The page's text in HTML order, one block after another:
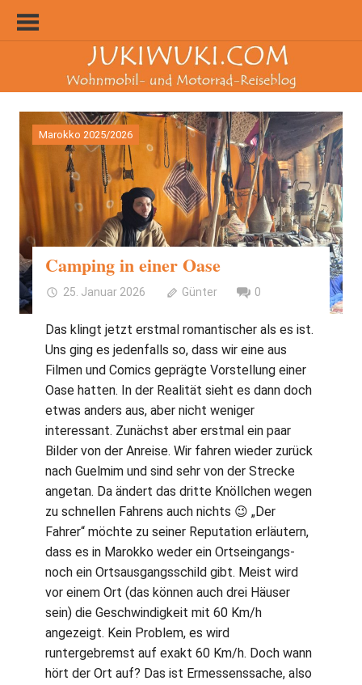
Inhalt
Marokko 2025/2026
Camping in einer Oase
25. Januar 2026 Günter 0
Das klingt jetzt erstmal romantischer als es ist.
Uns ging es jedenfalls so, dass wir eine aus
Filmen und Comics geprägte Vorstellung einer
Oase hatten. In der Realität sieht es dann doch
etwas anders aus, aber nicht weniger
interessant. Zunächst aber erstmal ein paar
Bilder von der Anreise. Wir fahren wieder zurück
nach Guelmim und sind sehr von der Strecke
angetan. Da ändert das dritte Knöllchen wegen
zu schnellen Fahrens auch nichts 😉 „Der
Fahrer“ möchte zu seiner Reputation erläutern,
dass es in Marokko weder ein Ortseingangs-
noch ein Ortsausgangsschild gibt. Meist wird
vor einem Ort (das können auch drei Häuser
sein) die Geschwindigkeit mit 60 Km/h
angezeigt. Kein Problem, es wird
runtergebremst auf exakt 60 Km/h. Doch wann
hört der Ort auf? Das ist Ermessenssache, also